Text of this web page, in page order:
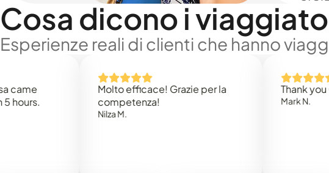
Cosa dicono i
Esperienze reali di clienti che hanno
Molto efficace! Grazie per la
competenza!
Thank you Great